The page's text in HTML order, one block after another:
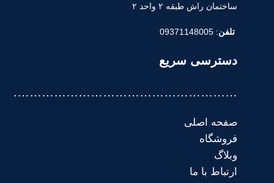
ساختمان راش طبقه ۲ واحد ۲
تلفن: 09371148005
دسترسی سریع
……………………………………………….
صفحه اصلی
فروشگاه
وبلاگ
ارتباط با ما